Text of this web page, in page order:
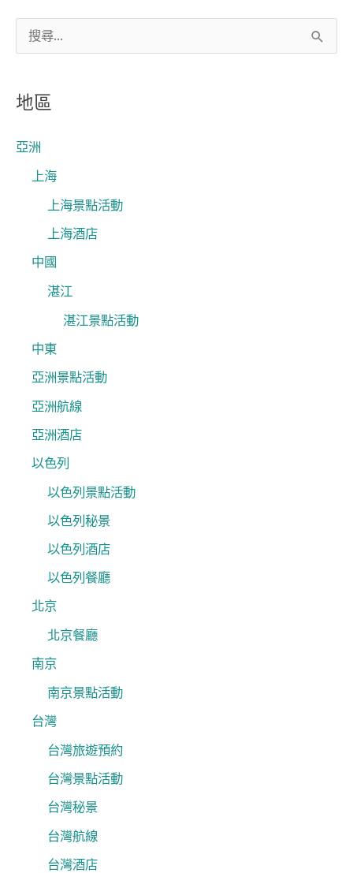
關
字
地區
亞洲
上海
上海景點活動
上海酒店
中國
湛江
湛江景點活動
中東
亞洲景點活動
亞洲航線
亞洲酒店
以色列
以色列景點活動
以色列秘景
以色列酒店
以色列餐廳
北京
北京餐廳
南京
南京景點活動
台灣
台灣旅遊預約
台灣景點活動
台灣秘景
台灣航線
台灣酒店